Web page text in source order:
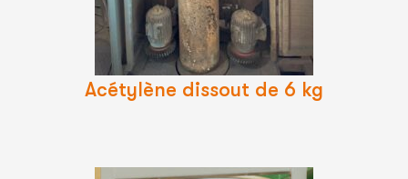
La
Suite
Acétylène dissout de 6 kg